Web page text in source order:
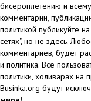
бисероплетению и
комментарии,
политикой публикуйте
сетях", но не здесь.
комментариев, будет
и политика. Все
политики, холиварах
Businka.org будут